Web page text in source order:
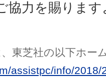
協力を賜りま
東芝社の以下ホー
assistpc/info/